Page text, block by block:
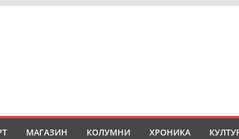
МАГАЗИН КОЛУМНИ ХРОНИКА